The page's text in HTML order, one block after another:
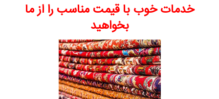
خدمات خوب با قیمت مناسب را از ما
بخواهید